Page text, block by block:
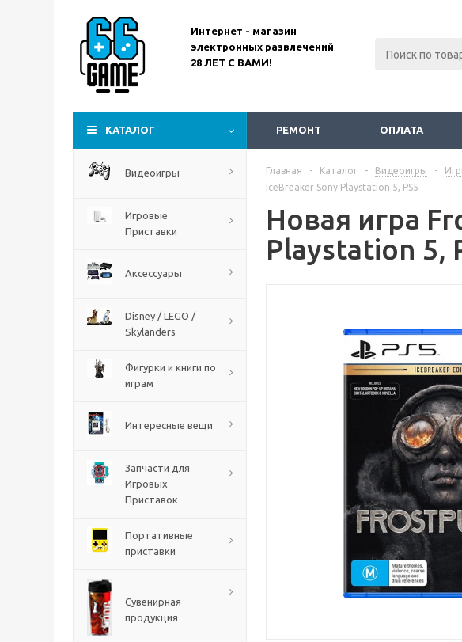
Интернет - магазин
электронных развлечений
28 ЛЕТ С ВАМИ!
КАТАЛОГ РЕМОНТ ОПЛАТА
Видеоигры
Игровые
Приставки
Аксессуары
Disney / LEGO /
Skylanders
Фигурки и книги по
играм
Интересные вещи
Запчасти для
Игровых
Приставок
Портативные
приставки
Сувенирная
продукция
The Blood of Dawnwalker
Главная - Каталог - Видеоигры -
IceBreaker Sony Playstation 5, PS5
Новая игра
Playstation 5,